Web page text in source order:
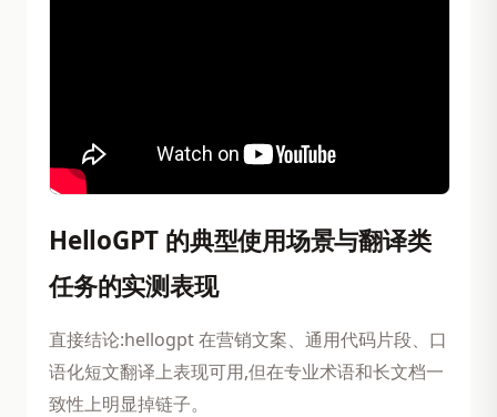
HelloGPT 的典型使用场景与翻译类
任务的实测表现
直接结论:hellogpt 在营销文案、通用代码片段、口
语化短文翻译上表现可用,但在专业术语和长文档一
致性上明显掉链子。